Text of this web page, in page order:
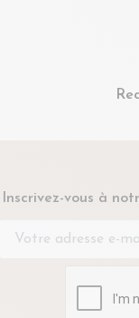
Inscrivez-vous à